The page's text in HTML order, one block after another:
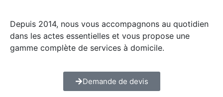
Depuis 2014, nous vous accompagnons au quotidien
dans les actes essentielles et vous propose une
gamme complète de services à domicile.
Demande de devis